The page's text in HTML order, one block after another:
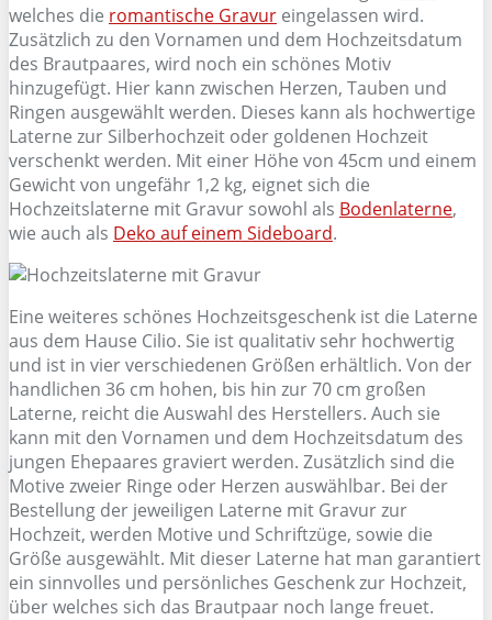
welches die romantische Gravur eingelassen wird.
Zusätzlich zu den Vornamen und dem Hochzeitsdatum
des Brautpaares, wird noch ein schönes Motiv
hinzugefügt. Hier kann zwischen Herzen, Tauben und
Ringen ausgewählt werden. Dieses kann als hochwertige
Laterne zur Silberhochzeit oder goldenen Hochzeit
verschenkt werden. Mit einer Höhe von 45cm und einem
Gewicht von ungefähr 1,2 kg, eignet sich die
Hochzeitslaterne mit Gravur sowohl als Bodenlaterne,
wie auch als Deko auf einem Sideboard.
Eine weiteres schönes Hochzeitsgeschenk ist die Laterne
aus dem Hause Cilio. Sie ist qualitativ sehr hochwertig
und ist in vier verschiedenen Größen erhältlich. Von der
handlichen 36 cm hohen, bis hin zur 70 cm großen
Laterne, reicht die Auswahl des Herstellers. Auch sie
kann mit den Vornamen und dem Hochzeitsdatum des
jungen Ehepaares graviert werden. Zusätzlich sind die
Motive zweier Ringe oder Herzen auswählbar. Bei der
Bestellung der jeweiligen Laterne mit Gravur zur
Hochzeit, werden Motive und Schriftzüge, sowie die
Größe ausgewählt. Mit dieser Laterne hat man garantiert
ein sinnvolles und persönliches Geschenk zur Hochzeit,
über welches sich das Brautpaar noch lange freuet.